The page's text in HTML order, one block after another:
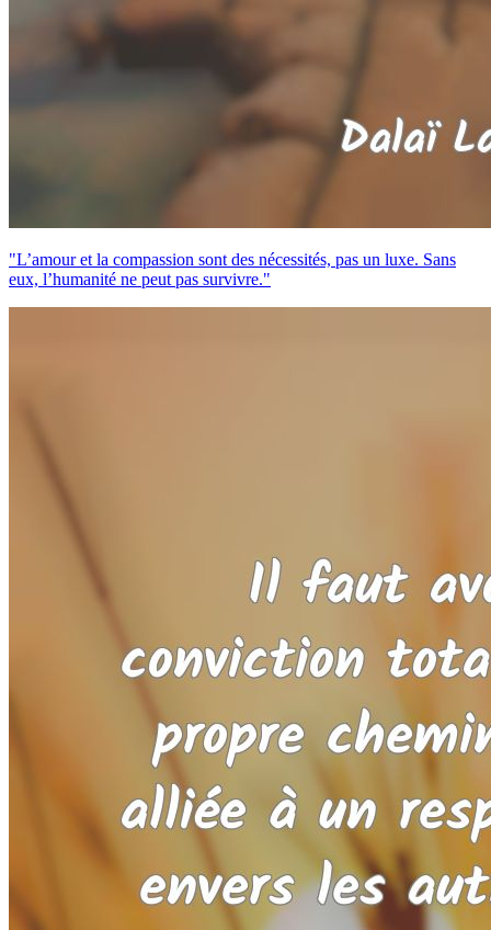
"L’amour et la compassion sont des nécessités, pas un luxe. Sans
eux, l’humanité ne peut pas survivre."